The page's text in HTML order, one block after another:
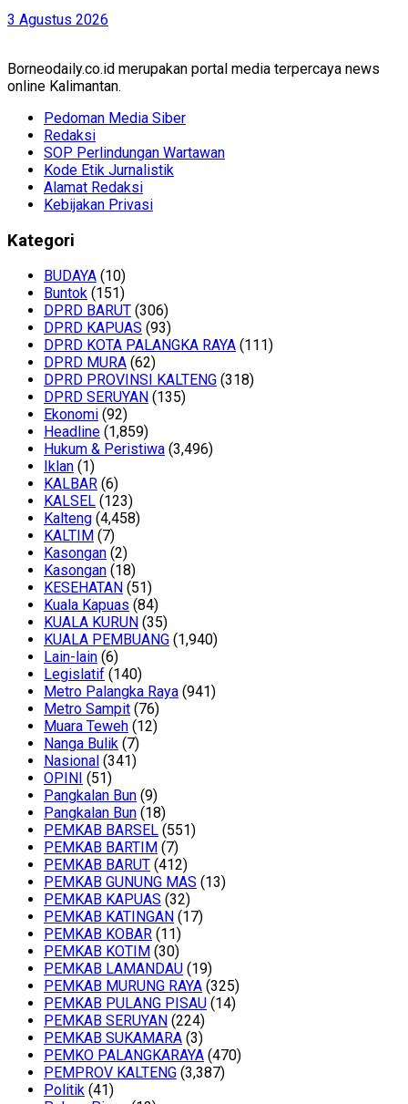
3 Agustus 2026
Borneodaily.co.id merupakan portal media terpercaya news
online Kalimantan.
Pedoman Media Siber
Redaksi
SOP Perlindungan Wartawan
Kode Etik Jurnalistik
Alamat Redaksi
Kebijakan Privasi
Kategori
BUDAYA (10)
Buntok (151)
DPRD BARUT (306)
DPRD KAPUAS (93)
DPRD KOTA PALANGKA RAYA (111)
DPRD MURA (62)
DPRD PROVINSI KALTENG (318)
DPRD SERUYAN (135)
Ekonomi (92)
Headline (1,859)
Hukum & Peristiwa (3,496)
Iklan (1)
KALBAR (6)
KALSEL (123)
Kalteng (4,458)
KALTIM (7)
Kasongan (2)
Kasongan (18)
KESEHATAN (51)
Kuala Kapuas (84)
KUALA KURUN (35)
KUALA PEMBUANG (1,940)
Lain-lain (6)
Legislatif (140)
Metro Palangka Raya (941)
Metro Sampit (76)
Muara Teweh (12)
Nanga Bulik (7)
Nasional (341)
OPINI (51)
Pangkalan Bun (9)
Pangkalan Bun (18)
PEMKAB BARSEL (551)
PEMKAB BARTIM (7)
PEMKAB BARUT (412)
PEMKAB GUNUNG MAS (13)
PEMKAB KAPUAS (32)
PEMKAB KATINGAN (17)
PEMKAB KOBAR (11)
PEMKAB KOTIM (30)
PEMKAB LAMANDAU (19)
PEMKAB MURUNG RAYA (325)
PEMKAB PULANG PISAU (14)
PEMKAB SERUYAN (224)
PEMKAB SUKAMARA (3)
PEMKO PALANGKARAYA (470)
PEMPROV KALTENG (3,387)
Politik (41)